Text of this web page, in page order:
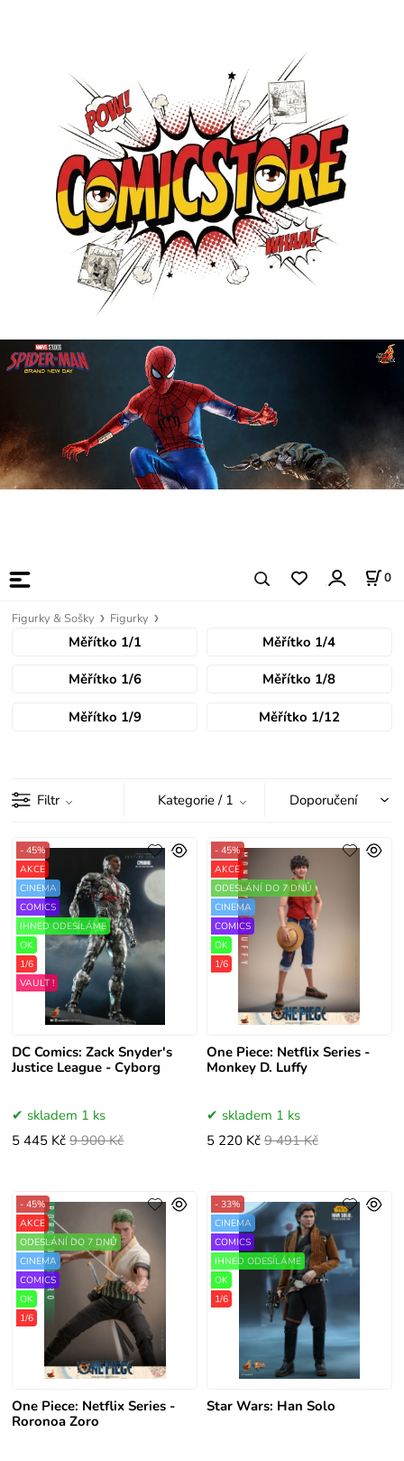
0
Figurky & Sošky Figurky
Měřítko 1/1 Měřítko 1/4
Měřítko 1/6 Měřítko 1/8
Měřítko 1/9 Měřítko 1/12
Filtr Kategorie / 1
DC Comics: Zack Snyder's
Justice League - Cyborg
- 45%
AKCE
CINEMA
COMICS
IHNED ODESÍLÁME
OK
1/6
VAULT !
skladem 1 ks
5 445 Kč 9 900 Kč
One Piece: Netflix Series -
Monkey D. Luffy
- 45%
AKCE
ODESLÁNÍ DO 7 DNŮ
CINEMA
COMICS
OK
1/6
skladem 1 ks
5 220 Kč 9 491 Kč
One Piece: Netflix Series -
Roronoa Zoro
- 45%
AKCE
ODESLÁNÍ DO 7 DNŮ
CINEMA
COMICS
OK
1/6
Star Wars: Han Solo
- 33%
CINEMA
COMICS
IHNED ODESÍLÁME
OK
1/6